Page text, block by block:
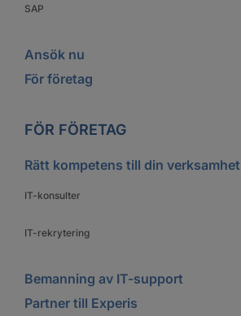
SAP
Ansök nu
För företag
FÖR FÖRETAG
Rätt kompetens till din verksamhet
IT-konsulter
IT-rekrytering
Bemanning av IT-support
Partner till Experis